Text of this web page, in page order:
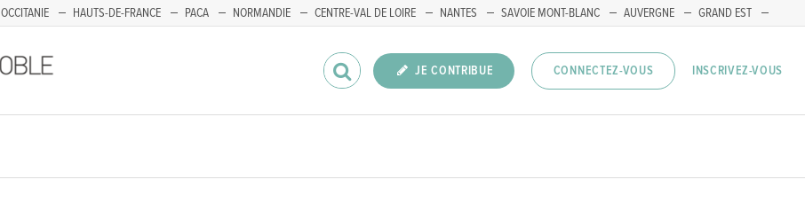
OCCITANIE HAUTS-DE-FRANCE PACA NORMANDIE CENTRE-VAL DE LOIRE NANTES SAVOIE MONT-BLANC AUVERGNE
GRAND EST
JE CONTRIBUE CONNECTEZ-VOUS INSCRIVEZ-VOUS